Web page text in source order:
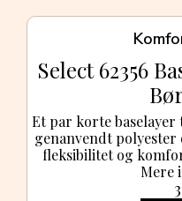
Select 62356
Et par korte
genanvendt polyester
fleksibilitet og
Mere